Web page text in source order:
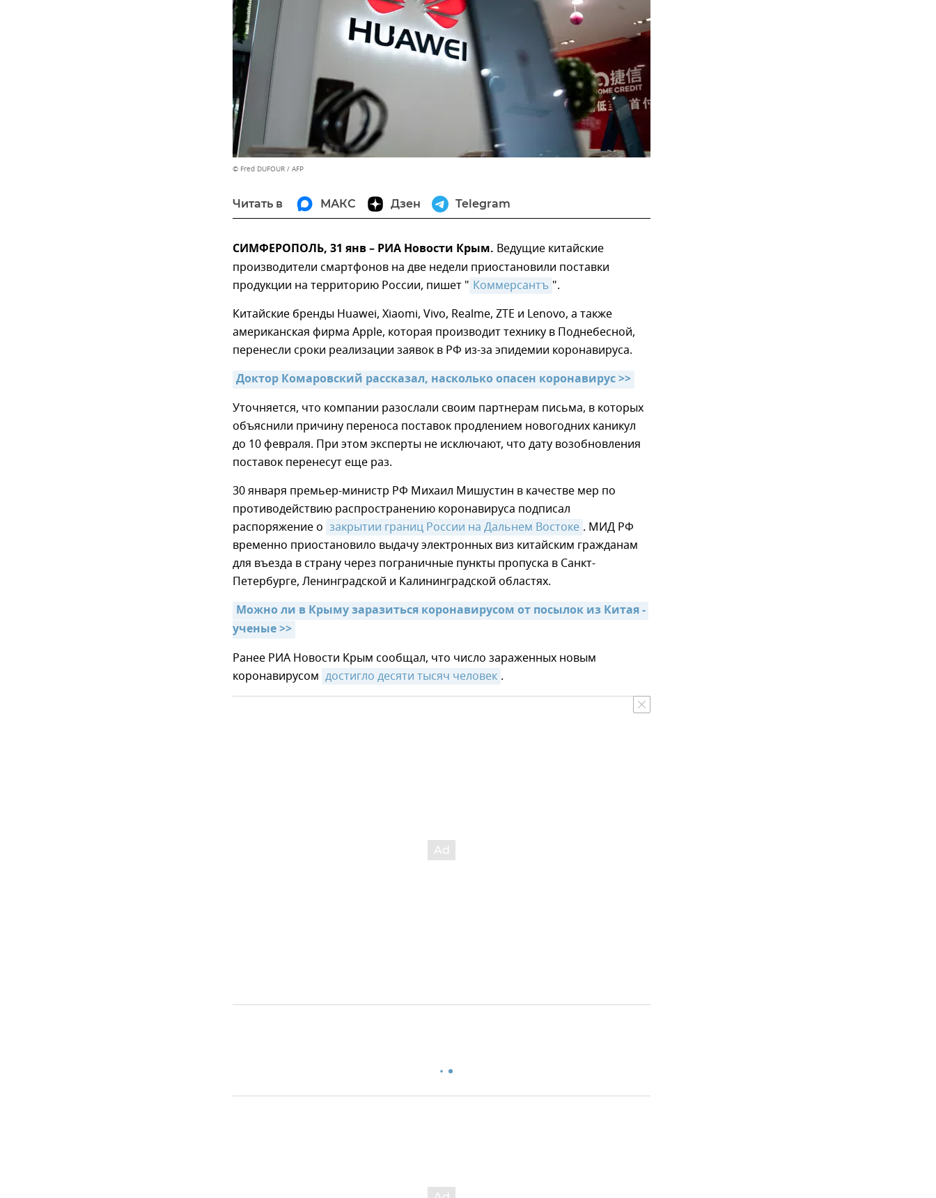
© Fred DUFOUR / AFP
Читать в МАКС Дзен Telegram
СИМФЕРОПОЛЬ, 31 янв – РИА Новости Крым. Ведущие китайские
производители смартфонов на две недели приостановили поставки
продукции на территорию России, пишет " Коммерсантъ ".
Китайские бренды Huawei, Xiaomi, Vivo, Realme, ZTE и Lenovo, а также
американская фирма Apple, которая производит технику в Поднебесной,
перенесли сроки реализации заявок в РФ из-за эпидемии коронавируса.
Доктор Комаровский рассказал, насколько опасен коронавирус >>
Уточняется, что компании разослали своим партнерам письма, в которых
объяснили причину переноса поставок продлением новогодних каникул
до 10 февраля. При этом эксперты не исключают, что дату возобновления
поставок перенесут еще раз.
30 января премьер-министр РФ Михаил Мишустин в качестве мер по
противодействию распространению коронавируса подписал
распоряжение о закрытии границ России на Дальнем Востоке . МИД РФ
временно приостановило выдачу электронных виз китайским гражданам
для въезда в страну через пограничные пункты пропуска в Санкт-
Петербурге, Ленинградской и Калининградской областях.
Можно ли в Крыму заразиться коронавирусом от посылок из Китая -
ученые >>
Ранее РИА Новости Крым сообщал, что число зараженных новым
коронавирусом достигло десяти тысяч человек .